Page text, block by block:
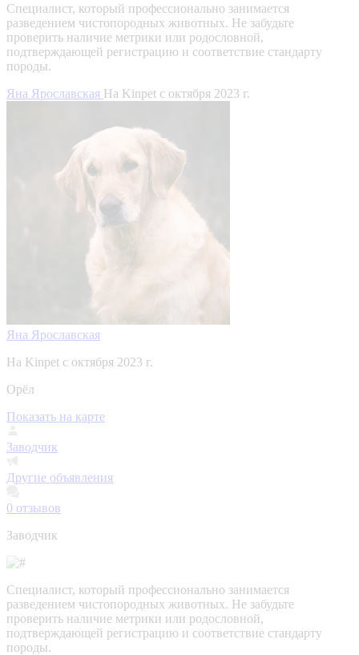
Специалист, который профессионально занимается
разведением чистопородных животных. Не забудьте
проверить наличие метрики или родословной,
подтверждающей регистрацию и соответствие стандарту
породы.
Яна Ярославская На Kinpet c октября 2023 г.
Яна Ярославская
На Kinpet c октября 2023 г.
Орёл
Показать на карте
Заводчик
Другие объявления
0 отзывов
Заводчик
Специалист, который профессионально занимается
разведением чистопородных животных. Не забудьте
проверить наличие метрики или родословной,
подтверждающей регистрацию и соответствие стандарту
породы.